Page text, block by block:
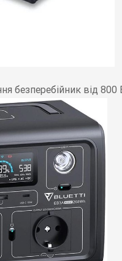
безперебійник від 800